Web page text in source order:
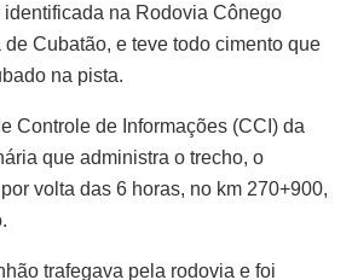
identificada na Rodovia Cônego
Cubatão, e teve todo cimento que
na pista.
Controle de Informações (CCI) da
que administra o trecho, o
volta das 6 horas, no km 270+900,
trafegava pela rodovia e foi